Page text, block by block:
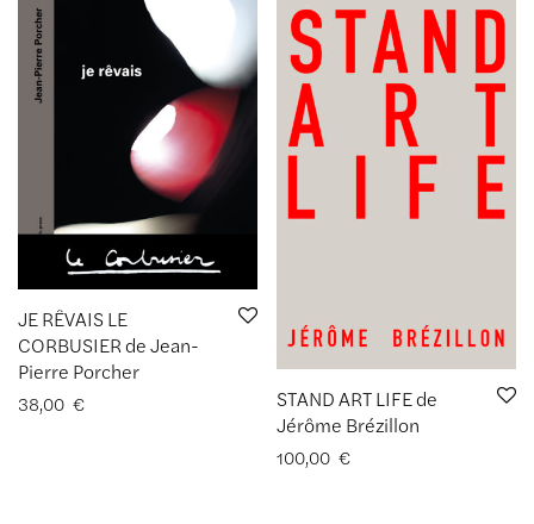
JE RÊVAIS LE
CORBUSIER de Jean-
Pierre Porcher
38,00 €
STAND ART LIFE de
Jérôme Brézillon
100,00 €